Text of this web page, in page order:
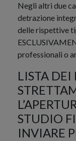
Negli altri due
detrazione
delle rispettive
professionali o
LISTA
STUDIO
INVIARE